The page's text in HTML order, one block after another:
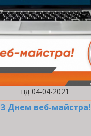
нд 04-04-2021
З Днем веб-майстра!